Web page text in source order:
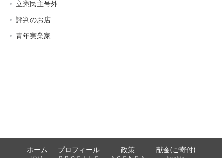
立憲民主号外
評判のお店
青年実業家
ホーム プロフィール 政策 献金(ご寄付)